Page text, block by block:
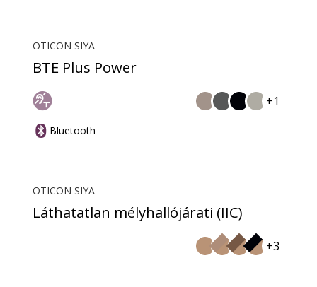
OTICON SIYA
BTE Plus Power
+1
Bluetooth
OTICON SIYA
Láthatatlan mélyhallójárati (IIC)
+3